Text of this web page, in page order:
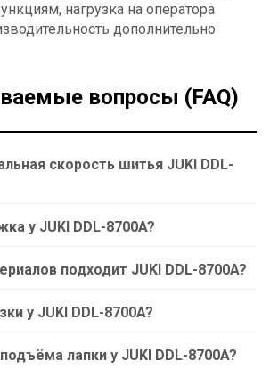
нагрузка на оператора
дополнительно
вопросы (FAQ)
скорость шитья JUKI DDL-
у JUKI DDL-8700A?
подходит JUKI DDL-8700A?
у JUKI DDL-8700A?
лапки у JUKI DDL-8700A?